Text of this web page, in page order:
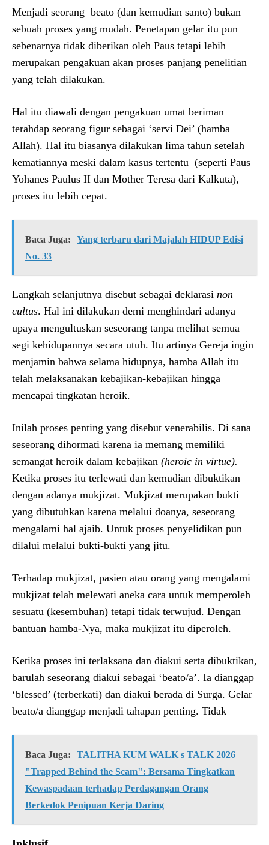
Menjadi seorang beato (dan kemudian santo) bukan
sebuah proses yang mudah. Penetapan gelar itu pun
sebenarnya tidak diberikan oleh Paus tetapi lebih
merupakan pengakuan akan proses panjang penelitian
yang telah dilakukan.
Hal itu diawali dengan pengakuan umat beriman
terahdap seorang figur sebagai ‘servi Dei’ (hamba
Allah). Hal itu biasanya dilakukan lima tahun setelah
kematiannya meski dalam kasus tertentu (seperti Paus
Yohanes Paulus II dan Mother Teresa dari Kalkuta),
proses itu lebih cepat.
Baca Juga:
Yang terbaru dari Majalah HIDUP Edisi
No. 33
Langkah selanjutnya disebut sebagai deklarasi non
cultus. Hal ini dilakukan demi menghindari adanya
upaya mengultuskan seseorang tanpa melihat semua
segi kehidupannya secara utuh. Itu artinya Gereja ingin
menjamin bahwa selama hidupnya, hamba Allah itu
telah melaksanakan kebajikan-kebajikan hingga
mencapai tingkatan heroik.
Inilah proses penting yang disebut venerabilis. Di sana
seseorang dihormati karena ia memang memiliki
semangat heroik dalam kebajikan (heroic in virtue).
Ketika proses itu terlewati dan kemudian dibuktikan
dengan adanya mukjizat. Mukjizat merupakan bukti
yang dibutuhkan karena melalui doanya, seseorang
mengalami hal ajaib. Untuk proses penyelidikan pun
dilalui melalui bukti-bukti yang jitu.
Terhadap mukjizat, pasien atau orang yang mengalami
mukjizat telah melewati aneka cara untuk memperoleh
sesuatu (kesembuhan) tetapi tidak terwujud. Dengan
bantuan hamba-Nya, maka mukjizat itu diperoleh.
Ketika proses ini terlaksana dan diakui serta dibuktikan,
barulah seseorang diakui sebagai ‘beato/a’. Ia dianggap
‘blessed’ (terberkati) dan diakui berada di Surga. Gelar
beato/a dianggap menjadi tahapan penting. Tidak
Baca Juga:
TALITHA KUM WALK s TALK 2026
"Trapped Behind the Scam": Bersama Tingkatkan
Kewaspadaan terhadap Perdagangan Orang
Berkedok Penipuan Kerja Daring